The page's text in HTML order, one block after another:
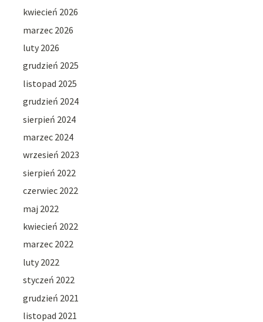
kwiecień 2026
marzec 2026
luty 2026
grudzień 2025
listopad 2025
grudzień 2024
sierpień 2024
marzec 2024
wrzesień 2023
sierpień 2022
czerwiec 2022
maj 2022
kwiecień 2022
marzec 2022
luty 2022
styczeń 2022
grudzień 2021
listopad 2021